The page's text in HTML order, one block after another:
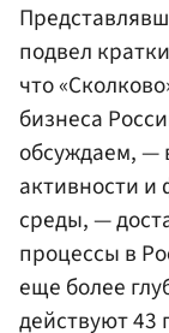
подвел
что
бизнеса
обсуждаем, —
активности
среды, —
процессы в
еще более
действуют 43